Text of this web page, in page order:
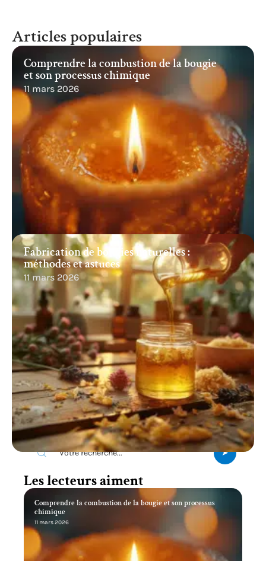
Articles populaires
Comprendre la combustion de la bougie
et son processus chimique
11 mars 2026
Fabrication de bougies naturelles :
méthodes et astuces
11 mars 2026
Recherche
Les lecteurs aiment
Comprendre la combustion de la bougie et son processus
chimique
11 mars 2026